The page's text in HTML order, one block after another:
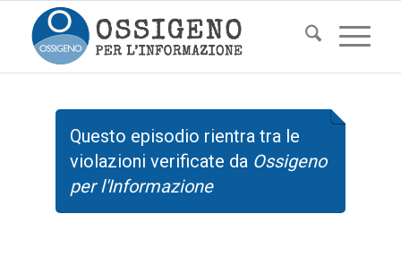
Questo episodio rientra tra le
violazioni verificate da Ossigeno
per l'Informazione